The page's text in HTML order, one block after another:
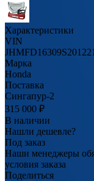
Характеристики
VIN
JHMFD16309S201221
Марка
Honda
Поставка
Сингапур-2
315 000 ₽
В наличии
Нашли дешевле?
Под заказ
Наши менеджеры
условия заказа
Поделиться